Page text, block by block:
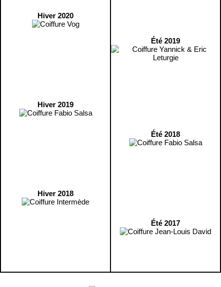
Hiver 2020
Hiver 2019
Hiver 2018
Été 2019
Été 2018
Été 2017